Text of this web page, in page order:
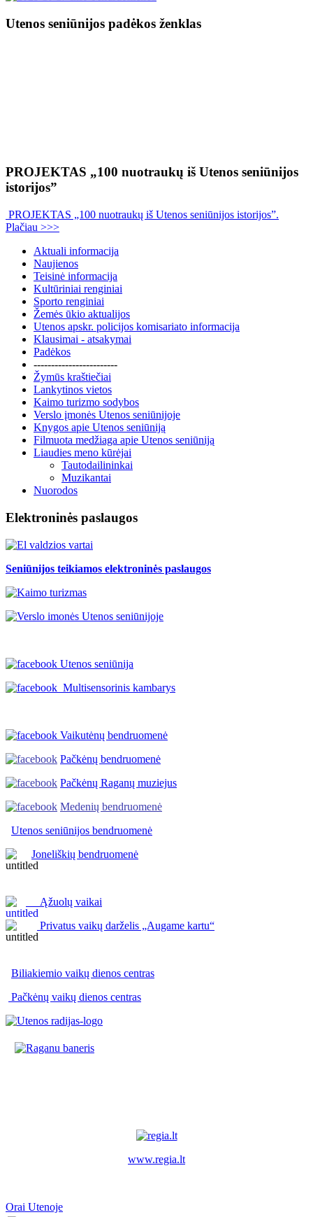
Utenos seniūnijos padėkos ženklas
PROJEKTAS „100 nuotraukų iš Utenos seniūnijos
istorijos”
PROJEKTAS „100 nuotraukų iš Utenos seniūnijos istorijos”.
Plačiau >>>
Aktuali informacija
Naujienos
Teisinė informacija
Kultūriniai renginiai
Sporto renginiai
Žemės ūkio aktualijos
Utenos apskr. policijos komisariato informacija
Klausimai - atsakymai
Padėkos
------------------------
Žymūs kraštiečiai
Lankytinos vietos
Kaimo turizmo sodybos
Verslo įmonės Utenos seniūnijoje
Knygos apie Utenos seniūniją
Filmuota medžiaga apie Utenos seniūniją
Liaudies meno kūrėjai
Tautodailininkai
Muzikantai
Nuorodos
Elektroninės paslaugos
Seniūnijos teikiamos elektroninės paslaugos
Utenos seniūnija
Multisensorinis kambarys
Vaikutėnų bendruomenė
Pačkėnų bendruomenė
Pačkėnų Raganų muziejus
Medenių bendruomenė
Utenos seniūnijos bendruomenė
Joneliškių bendruomenė
Ąžuolų vaikai
Privatus vaikų darželis „Augame kartu“
Biliakiemio vaikų dienos centras
Pačkėnų vaikų dienos centras
www.regia.lt
Orai Utenoje